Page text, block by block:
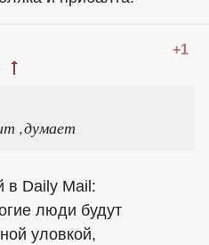
+1
,думает
в Daily Mail:
люди будут
уловкой,